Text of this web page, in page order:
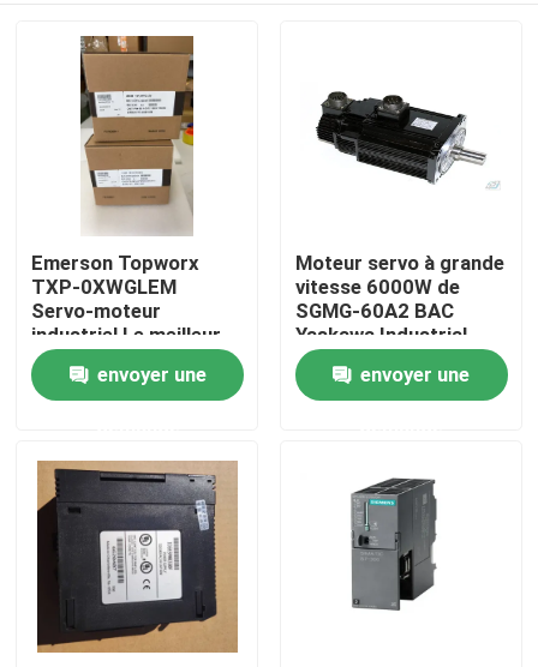
Maison
Produits
Emerson Topworx
TXP-0XWGLEM
Servo-moteur
industriel Le meilleur
prix
envoyer une
Moteur servo à grande
vitesse 6000W de
SGMG-60A2 BAC
Yaskawa Industrial
Servo Motor
envoyer une